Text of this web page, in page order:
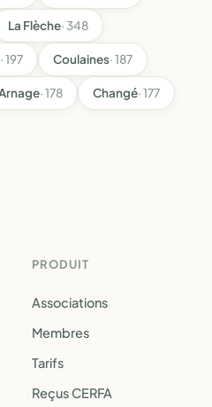
La Flèche· 348
· 197 Coulaines· 187
· 178 Changé· 177
PRODUIT
Associations
Membres
Tarifs
Reçus CERFA